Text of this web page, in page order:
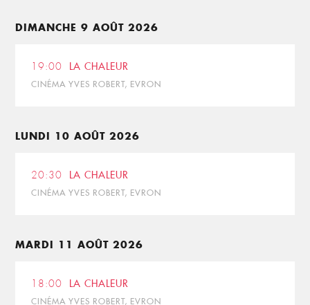
DIMANCHE 9 AOÛT 2026
19:00 LA CHALEUR
CINÉMA YVES ROBERT, EVRON
LUNDI 10 AOÛT 2026
20:30 LA CHALEUR
CINÉMA YVES ROBERT, EVRON
MARDI 11 AOÛT 2026
18:00 LA CHALEUR
CINÉMA YVES ROBERT, EVRON